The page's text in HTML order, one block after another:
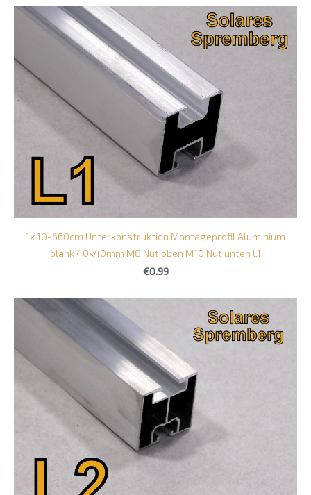
1x 10-660cm Unterkonstruktion Montageprofil Aluminium
blank 40x40mm M8 Nut oben M10 Nut unten L1
€0.99